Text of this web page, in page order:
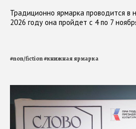
Традиционно ярмарка проводится в
2026 году она пройдет с 4 по 7
#non/fiction#книжная ярмарка